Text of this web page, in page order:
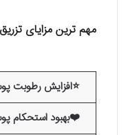
مهم ترین مزایای
⭐افزایش رطوبت
❤️بهبود استحکام